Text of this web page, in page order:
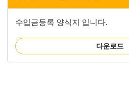
수입금등록 양식지 입니다.
다운로드